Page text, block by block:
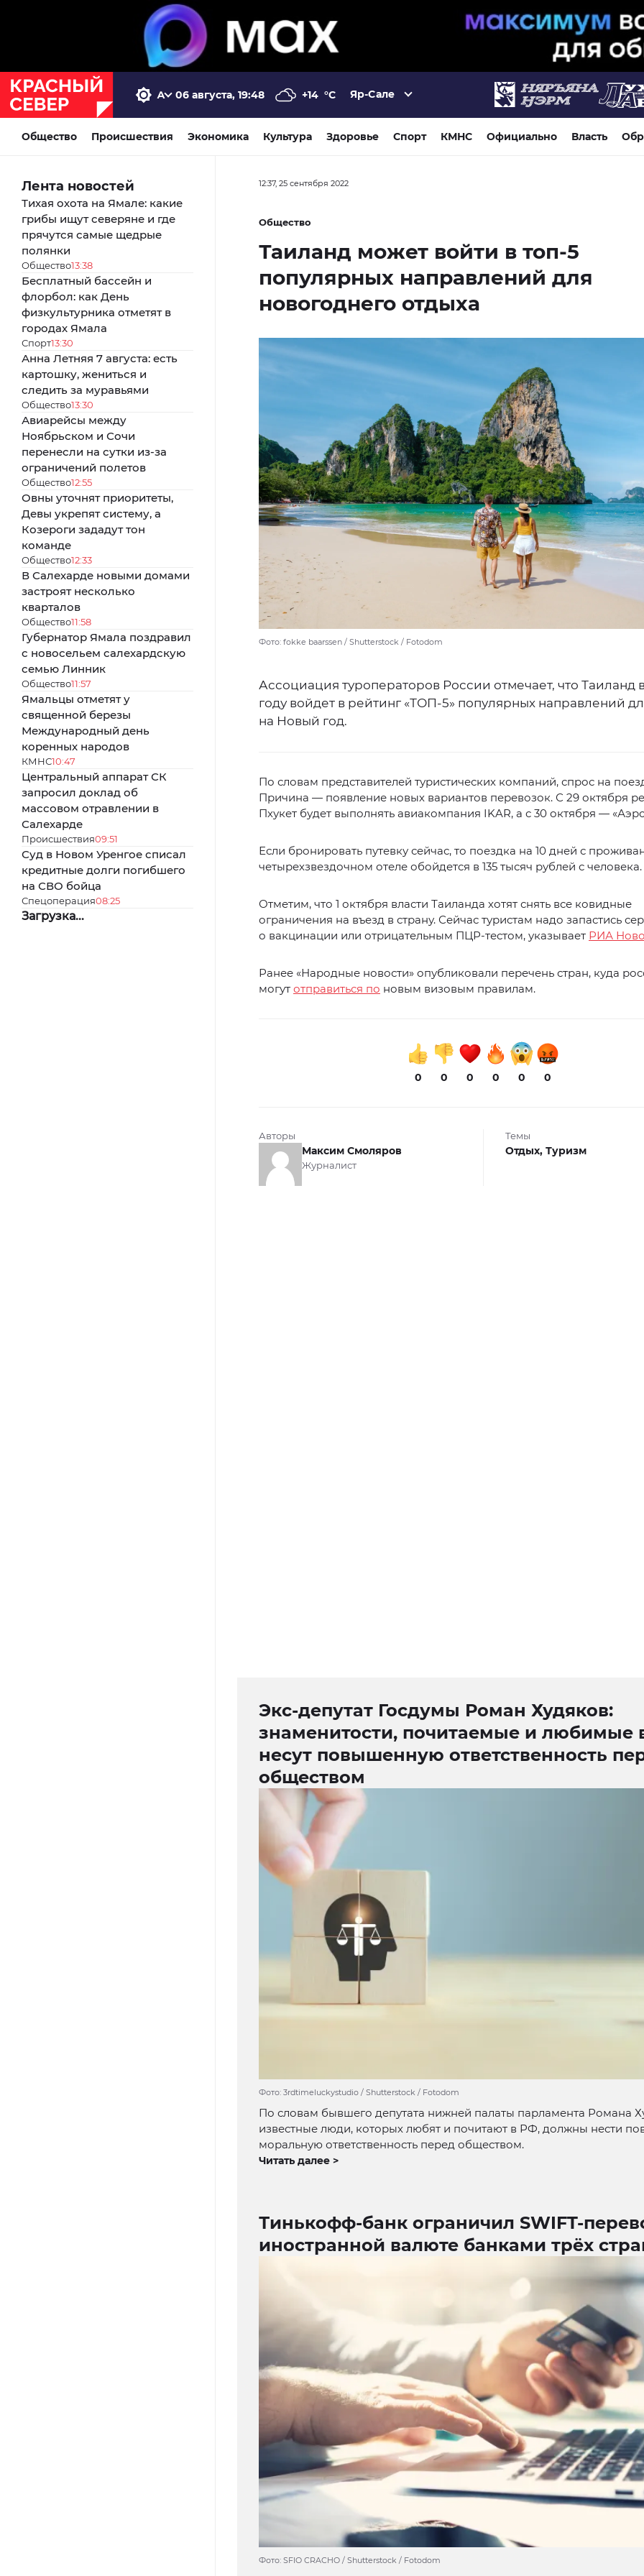
06 августа, 19:48 +14 °C Яр-Сале
Общество Происшествия Экономика Культура Здоровье Спорт КМНС Официально Власть
Лента новостей
Тихая охота на Ямале: какие
грибы ищут северяне и где
прячутся самые щедрые
полянки
Общество13:38
Бесплатный бассейн и
флорбол: как День
физкультурника отметят в
городах Ямала
Спорт13:30
Анна Летняя 7 августа: есть
картошку, жениться и
следить за муравьями
Общество13:30
Авиарейсы между
Ноябрьском и Сочи
перенесли на сутки из-за
ограничений полетов
Общество12:55
Овны уточнят приоритеты,
Девы укрепят систему, а
Козероги зададут тон
команде
Общество12:33
В Салехарде новыми домами
застроят несколько
кварталов
Общество11:58
Губернатор Ямала поздравил
с новосельем салехардскую
семью Линник
Общество11:57
Ямальцы отметят у
священной березы
Международный день
коренных народов
КМНС10:47
Центральный аппарат СК
запросил доклад об
массовом отравлении в
Салехарде
Происшествия09:51
Суд в Новом Уренгое списал
кредитные долги погибшего
на СВО бойца
Спецоперация08:25
Загрузка...
12:37, 25 сентября 2022
Общество
Таиланд может войти в топ-5
популярных направлений для
новогоднего отдыха
Фото: fokke baarssen / Shutterstock / Fotodom
Ассоциация туроператоров России отмечает, что Таиланд
году войдет в рейтинг «ТОП-5» популярных направлений
на Новый год.
По словам представителей туристических компаний, спрос на
Причина — появление новых вариантов перевозок. С 29 октября
Пхукет будет выполнять авиакомпания IKAR, а с 30 октября —
Если бронировать путевку сейчас, то поездка на 10 дней с
четырехзвездочном отеле обойдется в 135 тысяч рублей с человека.
Отметим, что 1 октября власти Таиланда хотят снять все ковидные
ограничения на въезд в страну. Сейчас туристам надо запастись
о вакцинации или отрицательным ПЦР-тестом, указывает РИА
Ранее «Народные новости» опубликовали перечень стран, куда
могут отправиться по новым визовым правилам.
0 0 0 0 0 0
Авторы
Максим Смоляров
Журналист
Темы
Отдых, Туризм
Экс-депутат Госдумы Роман Худяков:
знаменитости, почитаемые и любимые
несут повышенную ответственность
обществом
Фото: 3rdtimeluckystudio / Shutterstock / Fotodom
По словам бывшего депутата нижней палаты парламента Романа
известные люди, которых любят и почитают в РФ, должны нести
моральную ответственность перед обществом.
Читать далее >
Тинькофф-банк ограничил SWIFT-
иностранной валюте банками трёх
Фото: SFIO CRACHO / Shutterstock / Fotodom